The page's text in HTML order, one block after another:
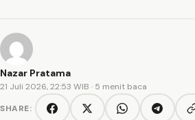
Nazar Pratama
21 Juli 2026, 22:53 WIB · 5 menit baca
SHARE:
FacebookTwitter/XWhatsAppTelegram